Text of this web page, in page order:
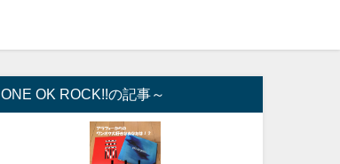
ワンオクロック
ONE OK ROCK!!の記事～